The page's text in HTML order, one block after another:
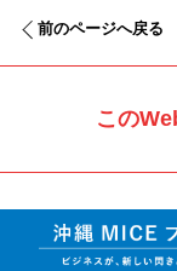
前のページへ戻る
この